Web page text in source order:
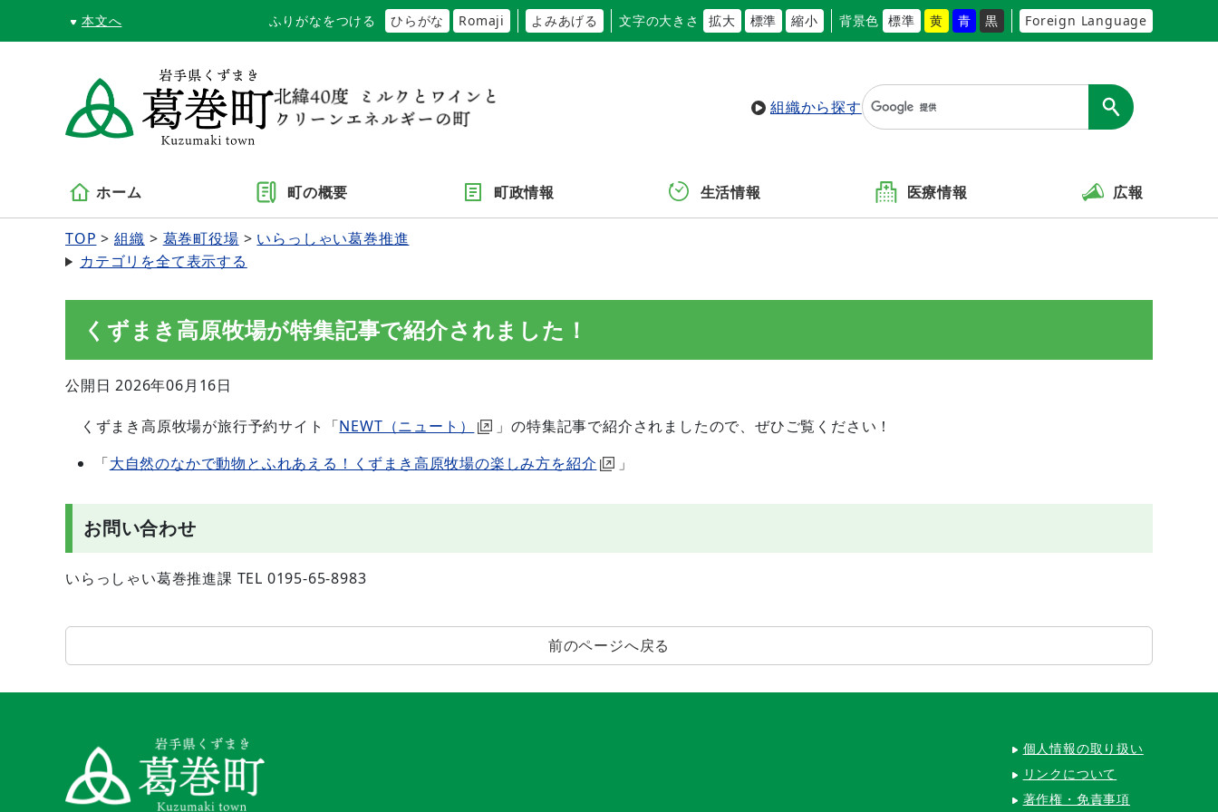
本文へ ふりがなをつける ひらがな Romaji よみあげる 文字の大きさ 拡大 標準 縮小 背景色 標準 黄 青 黒 Foreign Language
組織から探す
ホーム 町の概要 町政情報 生活情報 医療情報 広報
TOP 組織 葛巻町役場
いらっしゃい葛巻推進
カテゴリを全て表示する
くずまき高原牧場が特集記事で紹介されました！
公開日 2026年06月16日
くずまき高原牧場が旅行予約サイト「NEWT（ニュート）
」の特集記事で紹介されましたので、ぜひご覧ください！
「大自然のなかで動物とふれあえる！くずまき高原牧場の楽しみ方を紹介 」
お問い合わせ
いらっしゃい葛巻推進課 TEL 0195-65-8983
前のページへ戻る
個人情報の取り扱い
リンクについて
著作権・免責事項